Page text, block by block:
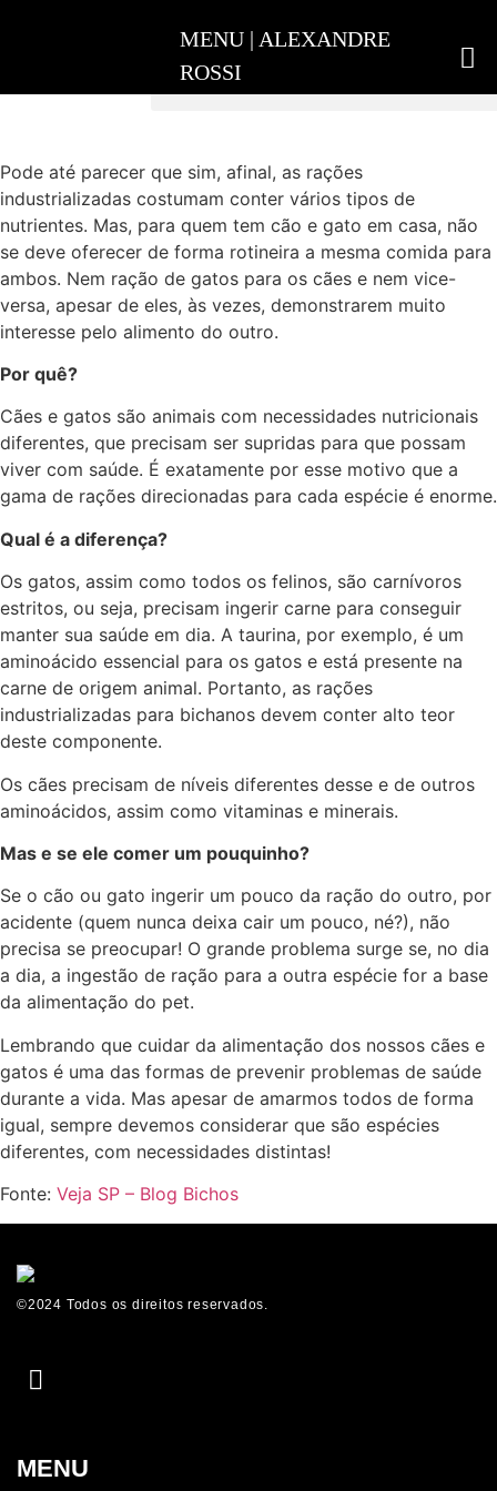
Pode até parecer que sim, afinal, as rações
industrializadas costumam conter vários tipos de
nutrientes. Mas, para quem tem cão e gato em casa, não
se deve oferecer de forma rotineira a mesma comida para
ambos. Nem ração de gatos para os cães e nem vice-
versa, apesar de eles, às vezes, demonstrarem muito
interesse pelo alimento do outro.
Por quê?
Cães e gatos são animais com necessidades nutricionais
diferentes, que precisam ser supridas para que possam
viver com saúde. É exatamente por esse motivo que a
gama de rações direcionadas para cada espécie é enorme.
Qual é a diferença?
Os gatos, assim como todos os felinos, são carnívoros
estritos, ou seja, precisam ingerir carne para conseguir
manter sua saúde em dia. A taurina, por exemplo, é um
aminoácido essencial para os gatos e está presente na
carne de origem animal. Portanto, as rações
industrializadas para bichanos devem conter alto teor
deste componente.
Os cães precisam de níveis diferentes desse e de outros
aminoácidos, assim como vitaminas e minerais.
Mas e se ele comer um pouquinho?
Se o cão ou gato ingerir um pouco da ração do outro, por
acidente (quem nunca deixa cair um pouco, né?), não
precisa se preocupar! O grande problema surge se, no dia
a dia, a ingestão de ração para a outra espécie for a base
da alimentação do pet.
Lembrando que cuidar da alimentação dos nossos cães e
gatos é uma das formas de prevenir problemas de saúde
durante a vida. Mas apesar de amarmos todos de forma
igual, sempre devemos considerar que são espécies
diferentes, com necessidades distintas!
Fonte: Veja SP – Blog Bichos
©2024 Todos os direitos reservados.
MENU